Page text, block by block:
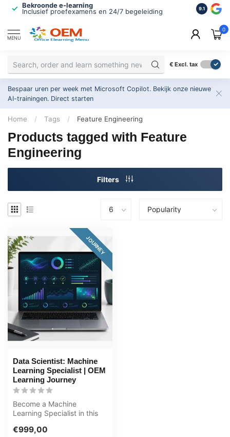
Bekroonde e-learning
Inclusief proefexamens en 24/7 begeleiding
ISO
2.500+
9.1
MENU
0
€ Excl. tax
Bespaar uren per week met Microsoft Copilot. Bekijk onze nieuwe
AI-trainingen. Direct starten
Home / Tags / Feature Engineering
Products tagged with Feature
Engineering
Filters
JOURNEY
Data Scientist: Machine
Learning Specialist | OEM
Learning Journey
Become a Machine
Learning Specialist in this
learning jo...
€999,00